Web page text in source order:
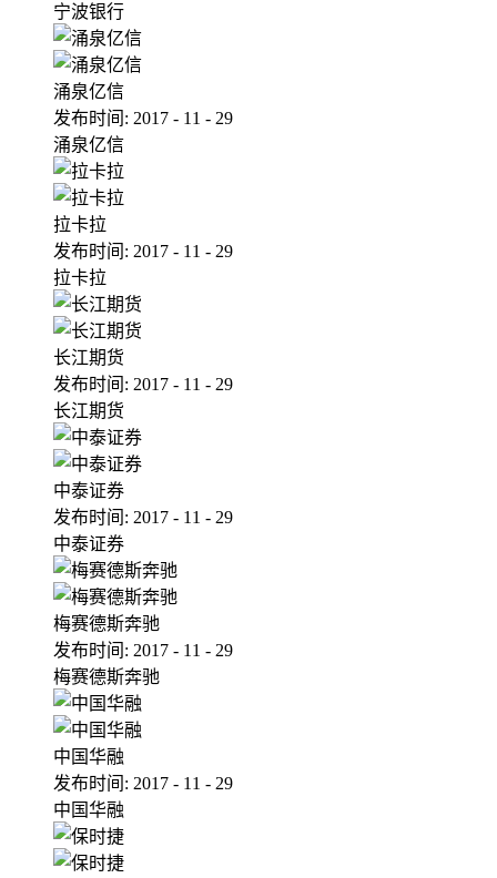
宁波银行
涌泉亿信
发布时间: 2017 - 11 - 29
涌泉亿信
拉卡拉
发布时间: 2017 - 11 - 29
拉卡拉
长江期货
发布时间: 2017 - 11 - 29
长江期货
中泰证券
发布时间: 2017 - 11 - 29
中泰证券
梅赛德斯奔驰
发布时间: 2017 - 11 - 29
梅赛德斯奔驰
中国华融
发布时间: 2017 - 11 - 29
中国华融